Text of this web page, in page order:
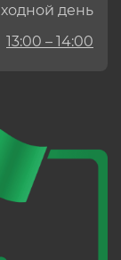
день
13:00 – 14:00